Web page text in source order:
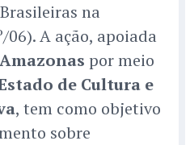
na
A ação, apoiada
por meio
de Cultura e
, tem como objetivo
sobre